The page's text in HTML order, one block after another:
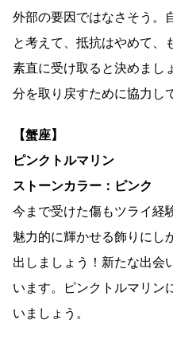
外部の要因ではなさそう。
と考えて、抵抗はやめて、
素直に受け取ると決めまし
分を取り戻すために協力し
【蟹座】
ピンクトルマリン
ストーンカラー：ピンク
今まで受けた傷もツライ経
魅力的に輝かせる飾りにし
出しましょう！新たな出会
います。ピンクトルマリン
いましょう。